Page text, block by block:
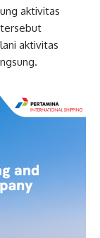
aktivitas
tersebut
aktivitas